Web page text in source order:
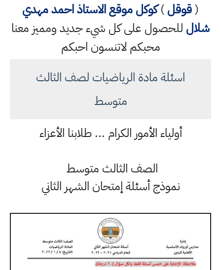
(قوقل)كوكلموقع الاستاذ احمد مهدي
شلال للحصول على كل شيء جديد ومميز معنا
محبكم لاتنسون احبكم
اسئلة مادة الرياضيات لصف الثالث
متوسط
أولياء الأمور الكرام ... طلابنا الأعزاء
الصف الثالث متوسط
نموذج أسئلة إمتحان الشهر الثاني